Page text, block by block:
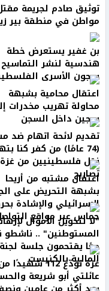
توثيق صادم لجريمة
مواطن في منطقة بير
بن غفير يستعرض خطة
هندسية لنشر
سجون الأسرى
اعتقال محامية بشبهة
محاولة تهريب مخدرات
سجين داخل السجن
تقديم لائحة اتهام ضد
(74 عامًا) من كفر كنا
نقل فلسطينيين من
تصاريح
اعتقال مشتبه من أريحا
بشبهة التحريض على
الإسرائيلي والإشادة
حماس عبر مواقع
"لا لتحويل الأموال
المستوطنين" ..
معًا يقتحمون جلسة لجنة
المالية بالكنيستغزة تودّع 112 شهيدًا
عائلتي أبو شريعة